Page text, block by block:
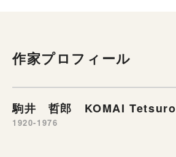
作家プロフィール
駒井 哲郎 KOMAI Tetsuro
1920-1976